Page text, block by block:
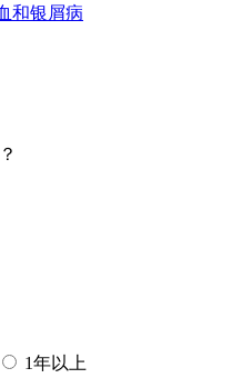
和银屑病
1年以上